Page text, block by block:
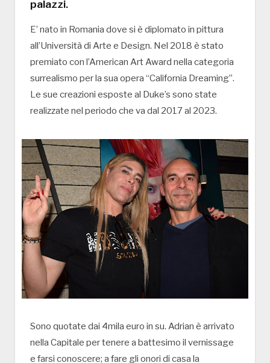
palazzi.
E’ nato in Romania dove si è diplomato in pittura
all’Università di Arte e Design. Nel 2018 è stato
premiato con l’American Art Award nella categoria
surrealismo per la sua opera “California Dreaming”.
Le sue creazioni esposte al Duke’s sono state
realizzate nel periodo che va dal 2017 al 2023.
Sono quotate dai 4mila euro in su. Adrian è arrivato
nella Capitale per tenere a battesimo il vernissage
e farsi conoscere; a fare gli onori di casa la